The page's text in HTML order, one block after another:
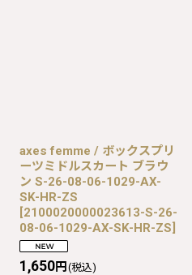
axes femme / ボックスプリ
ーツミドルスカート ブラウ
ン S-26-08-06-1029-AX-
SK-HR-ZS
[2100020000023613-S-26-
08-06-1029-AX-SK-HR-ZS]
1,650円 (税込)